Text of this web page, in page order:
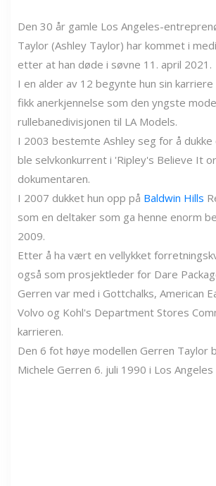
Den 30 år gamle Los Angeles-
Taylor (Ashley Taylor) har kommet i
etter at han døde i søvne 11. april 2021.
I en alder av 12 begynte hun sin
fikk anerkjennelse som den yngste
rullebanedivisjonen til LA Models.
I 2003 bestemte Ashley seg for å dukke
ble selvkonkurrent i 'Ripley's Believe It
dokumentaren.
I 2007 dukket hun opp på Baldwin Hills
som en deltaker som ga henne enorm
2009.
Etter å ha vært en vellykket
også som prosjektleder for Dare
Gerren var med i Gottchalks, American
Volvo og Kohl's Department Stores
karrieren.
Den 6 fot høye modellen Gerren Taylor
Michele Gerren 6. juli 1990 i Los Angeles